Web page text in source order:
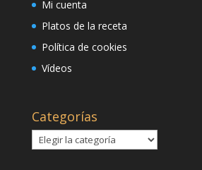
Mi cuenta
Platos de la receta
Política de cookies
Vídeos
Categorías
Categorías